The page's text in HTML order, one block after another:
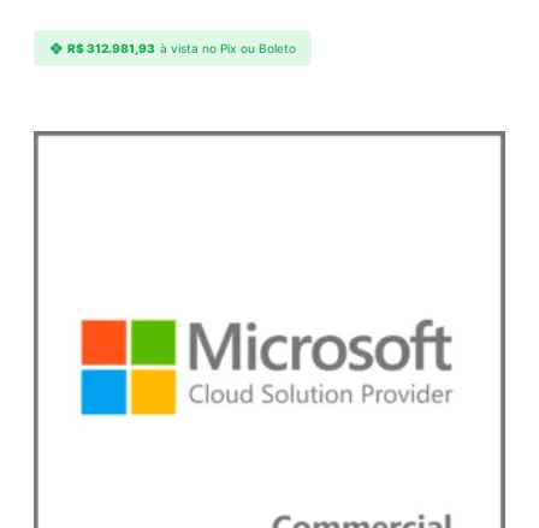
t
a
R$312.981,93 à vista no Pix ou Boleto